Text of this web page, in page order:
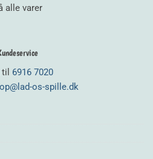
alle varer
6916 7020
os-spille.dk